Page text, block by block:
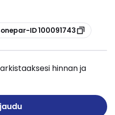
ID 100091743
hinnan ja